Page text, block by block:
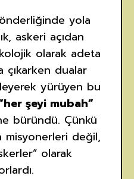
yola
askeri açıdan
olarak adeta
çıkarken dualar
yürüyen bu
şeyi mubah”
büründü. Çünkü
misyonerleri değil,
olarak